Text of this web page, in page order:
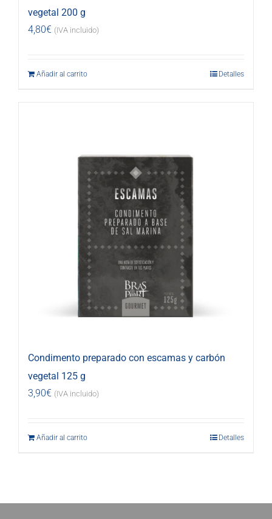
vegetal 200 g
4,80€ (IVA incluido)
Añadir al carrito Detalles
Condimento preparado con escamas y carbón
vegetal 125 g
3,90€ (IVA incluido)
Añadir al carrito Detalles